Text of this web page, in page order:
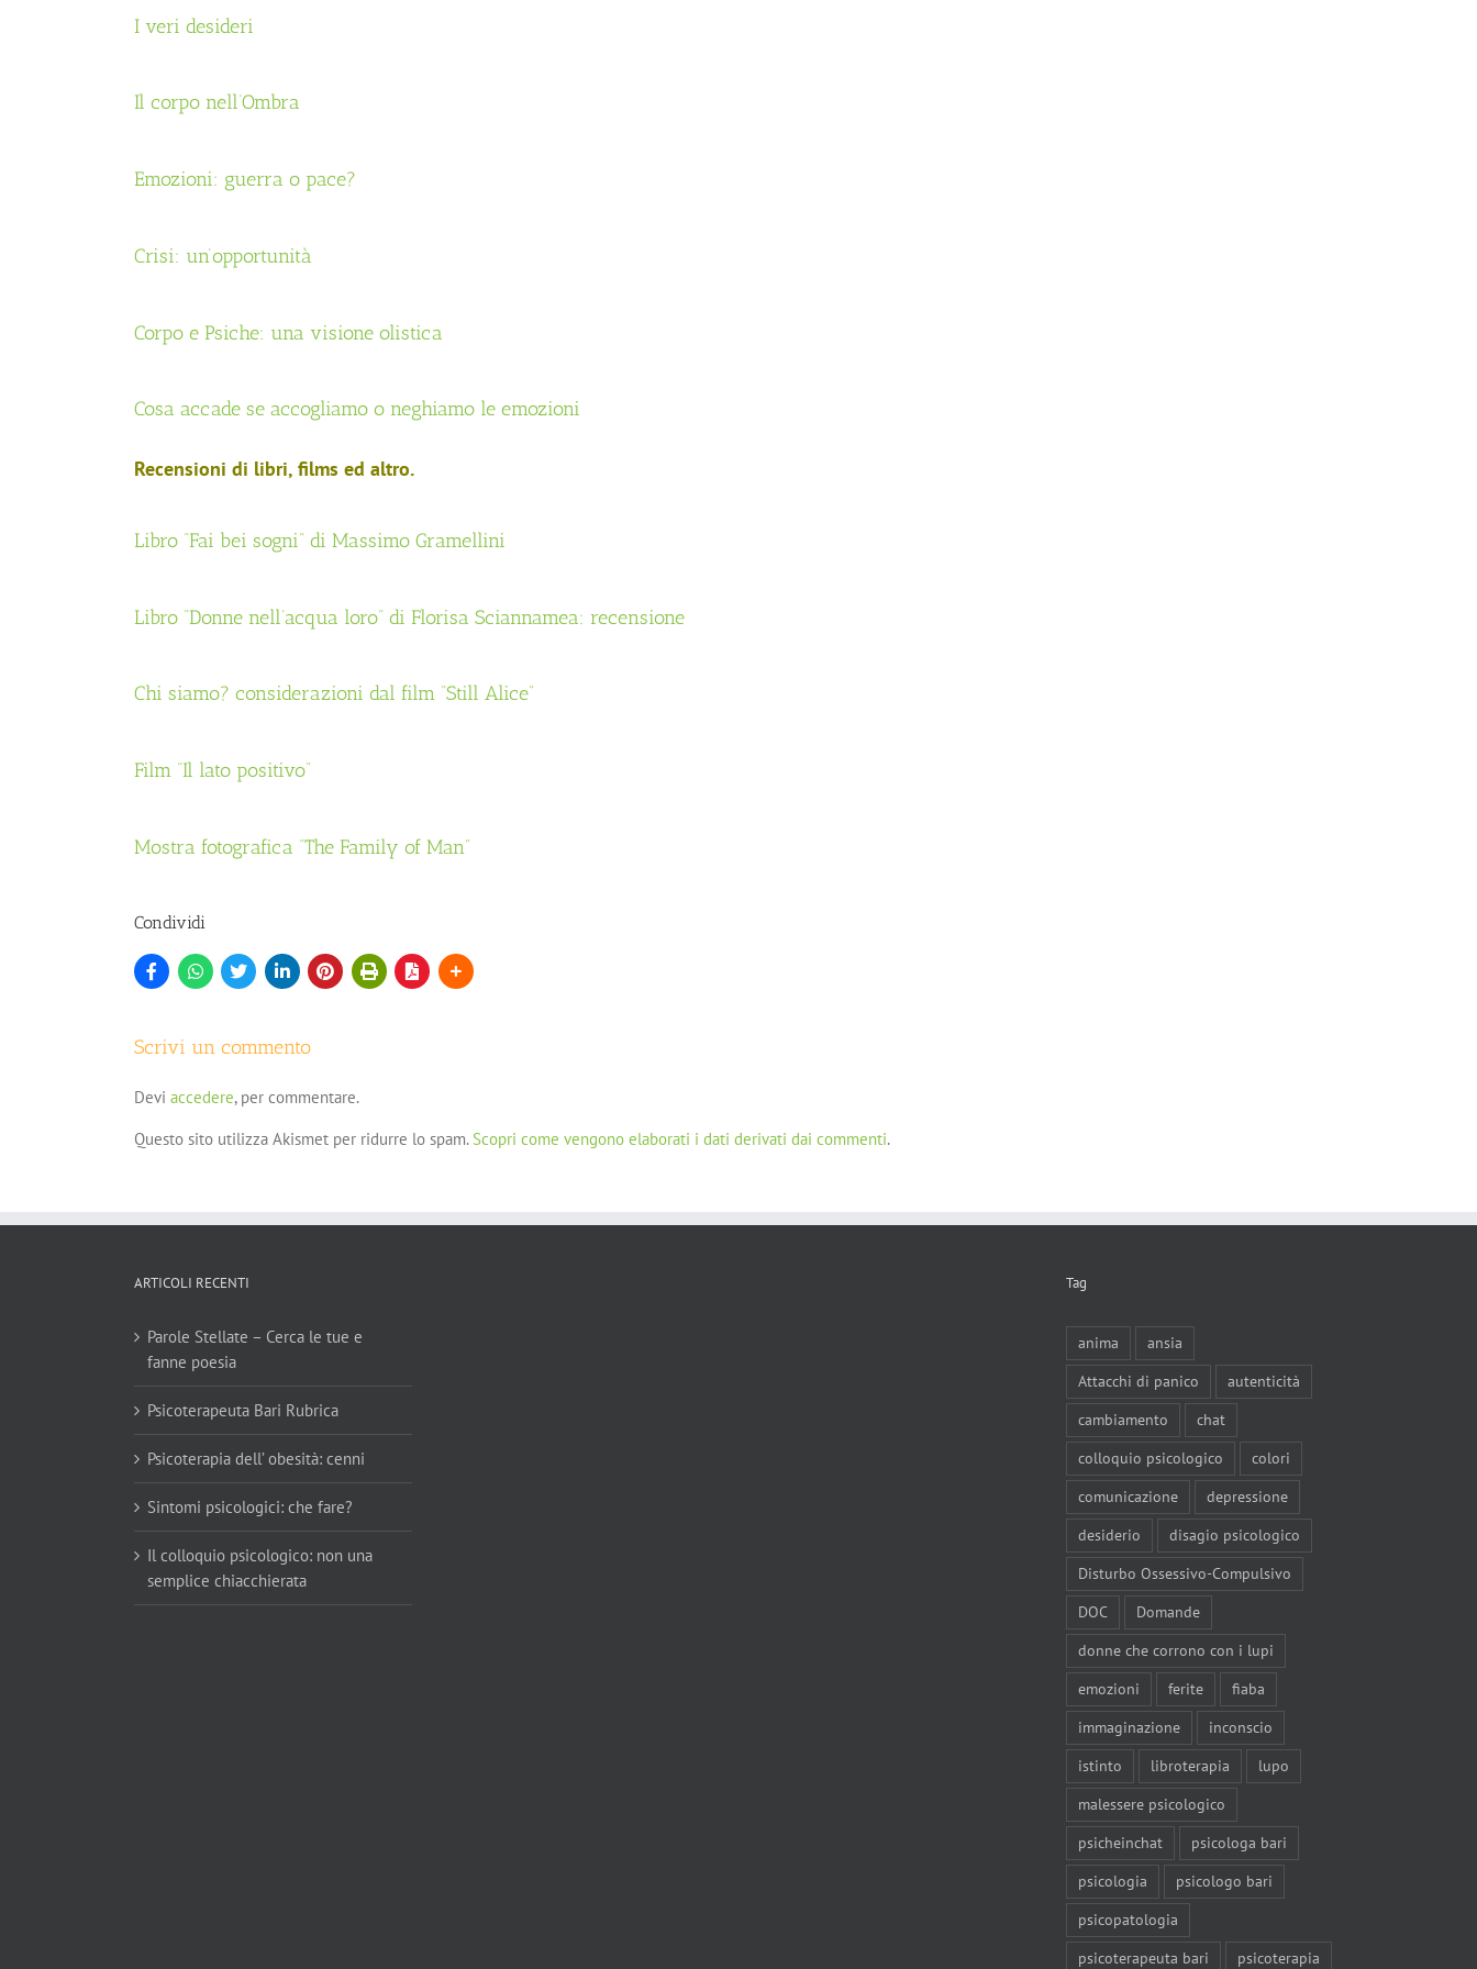
I veri desideri
Il corpo nell’Ombra
Emozioni: guerra o pace?
Crisi: un’opportunità
Corpo e Psiche: una visione olistica
Cosa accade se accogliamo o neghiamo le emozioni
Recensioni di libri, films ed altro.
Libro “Fai bei sogni” di Massimo Gramellini
Libro “Donne nell’acqua loro” di Florisa Sciannamea: recensione
Chi siamo? considerazioni dal film “Still Alice”
Film “Il lato positivo”
Mostra fotografica “The Family of Man”
Condividi
Scrivi un commento
Devi accedere, per commentare.
Questo sito utilizza Akismet per ridurre lo spam. Scopri come vengono elaborati i dati derivati dai commenti.
ARTICOLI RECENTI
Parole Stellate – Cerca le tue e
fanne poesia
Psicoterapeuta Bari Rubrica
Psicoterapia dell’ obesità: cenni
Sintomi psicologici: che fare?
Il colloquio psicologico: non una
semplice chiacchierata
Tag
anima
ansia
Attacchi di panico
autenticità
cambiamento
chat
colloquio psicologico
colori
comunicazione
depressione
desiderio
disagio psicologico
Disturbo Ossessivo-Compulsivo
DOC
Domande
donne che corrono con i lupi
emozioni
ferite
fiaba
immaginazione
inconscio
istinto
libroterapia
lupo
malessere psicologico
psicheinchat
psicologa bari
psicologia
psicologo bari
psicopatologia
psicoterapeuta bari
psicoterapia